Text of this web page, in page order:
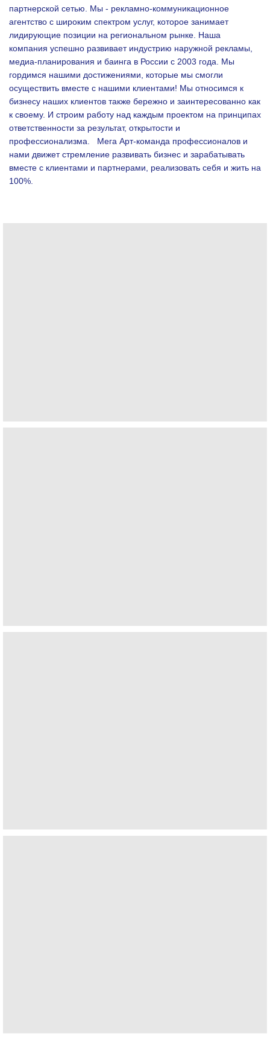
партнерской сетью. Мы - рекламно-коммуникационное
агентство с широким спектром услуг, которое занимает
лидирующие позиции на региональном рынке. Наша
компания успешно развивает индустрию наружной рекламы,
медиа-планирования и баинга в России с 2003 года. Мы
гордимся нашими достижениями, которые мы смогли
осуществить вместе с нашими клиентами! Мы относимся к
бизнесу наших клиентов также бережно и заинтересованно как
к своему. И строим работу над каждым проектом на принципах
ответственности за результат, открытости и
профессионализма. Мега Арт-команда профессионалов и
нами движет стремление развивать бизнес и зарабатывать
вместе с клиентами и партнерами, реализовать себя и жить на
100%.